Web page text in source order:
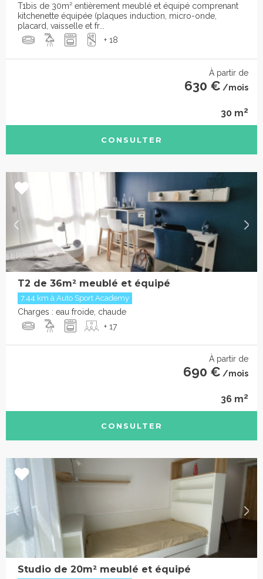
T1bis de 30m² entièrement meublé et équipé comprenant
kitchenette équipée (plaques induction, micro-onde,
placard, vaisselle et fr...
+ 18
À partir de
630 € /mois
30 m2
CONSULTER
T2 de 36m² meublé et équipé
7.44 km à Auto Sport Academy
Charges : eau froide, chaude
+ 17
À partir de
690 € /mois
36 m2
CONSULTER
Studio de 20m² meublé et équipé